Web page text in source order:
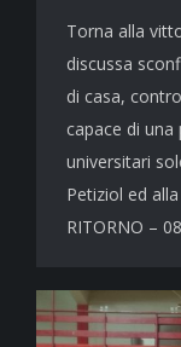
Torna alla
discussa
di casa,
capace di
universitari
Petiziol ed
RITORNO –